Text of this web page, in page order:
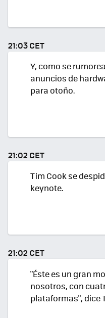
21:03 CET
Y, como se
anuncios de
para otoño.
21:02 CET
Tim Cook se
keynote.
21:02 CET
"Éste es un gran
nosotros, con
plataformas", dice